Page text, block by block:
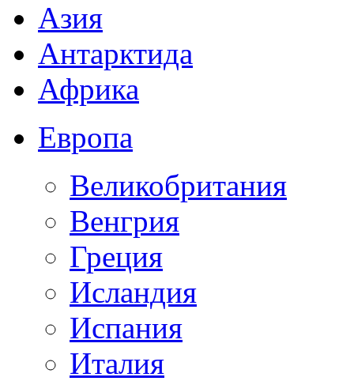
Азия
Антарктида
Африка
Европа
Великобритания
Венгрия
Греция
Исландия
Испания
Италия